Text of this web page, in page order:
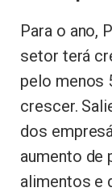
Para o ano,
setor terá
pelo menos
crescer.
dos
aumento de
alimentos e